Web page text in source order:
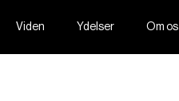
Viden Ydelser Om os